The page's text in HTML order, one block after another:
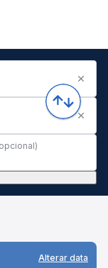
Alterar data